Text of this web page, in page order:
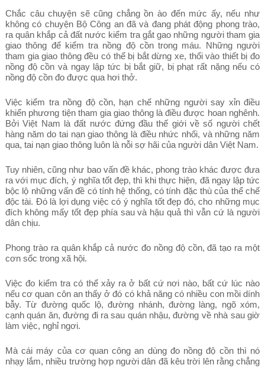
Chắc câu chuyện sẽ cũng chẳng ồn ào đến mức ấy, nếu như
không có chuyện Bộ Công an đã và đang phát động phong trào,
ra quân khắp cả đất nước kiểm tra gắt gao những người tham gia
giao thông để kiểm tra nồng độ cồn trong máu. Những người
tham gia giao thông đều có thể bị bắt dừng xe, thổi vào thiết bị đo
nồng độ cồn và ngay lập tức bị bắt giữ, bị phạt rất nặng nếu có
nồng độ cồn đo được qua hơi thở.
Việc kiểm tra nồng độ cồn, hạn chế những người say xỉn điều
khiển phương tiện tham gia giao thông là điều được hoan nghênh.
Bởi Việt Nam là đất nước đứng đầu thế giới về số người chết
hàng năm do tai nạn giao thông là điều nhức nhối, và những năm
qua, tai nạn giao thông luôn là nỗi sợ hãi của người dân Việt Nam.
Tuy nhiên, cũng như bao vấn đề khác, phong trào khác được đưa
ra với mục đích, ý nghĩa tốt đẹp, thì khi thực hiện, đã ngay lập tức
bộc lộ những vấn đề có tính hệ thống, có tính đặc thù của thể chế
độc tài. Đó là lợi dụng việc có ý nghĩa tốt đẹp đó, cho những mục
đích không mấy tốt đẹp phía sau và hậu quả thì vẫn cứ là người
dân chịu.
Phong trào ra quân khắp cả nước đo nồng độ cồn, đã tạo ra một
cơn sốc trong xã hội.
Việc đo kiểm tra có thể xảy ra ở bất cứ nơi nào, bất cứ lúc nào
nếu cơ quan côn an thấy ở đó có khả năng có nhiều con mồi dính
bẫy. Từ đường quốc lộ, đường nhánh, đường làng, ngõ xóm,
cạnh quán ăn, đường đi ra sau quán nhậu, đường về nhà sau giờ
làm việc, nghỉ ngơi.
Mà cái máy của cơ quan công an dùng đo nồng độ cồn thì nó
nhạy lắm, nhiều trường hợp người dân đã kêu trời lên rằng chẳng